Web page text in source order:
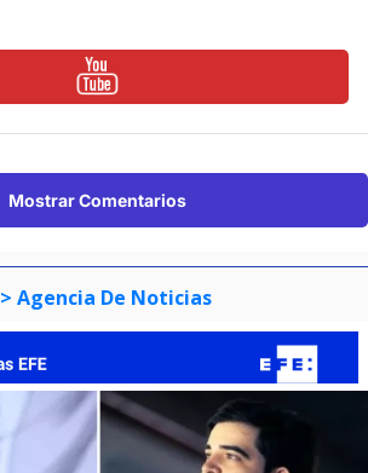
Mostrar Comentarios
> Agencia De Noticias